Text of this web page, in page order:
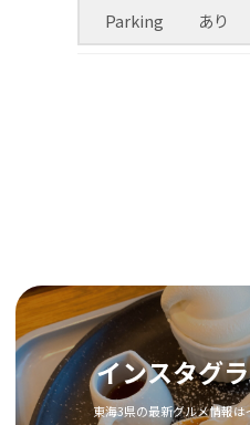
Parking あり
インスタグ
東海3県の最新グルメ情報